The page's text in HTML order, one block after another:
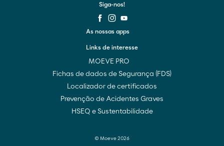
Links de interesse
MOEVE PRO
Fichas de dados de Segurança (FDS)
Localizador de certificados
Prevenção de Acidentes Graves
HSEQ e Sustentabilidade
As nossas apps
Siga-nos!
© Moeve 2026